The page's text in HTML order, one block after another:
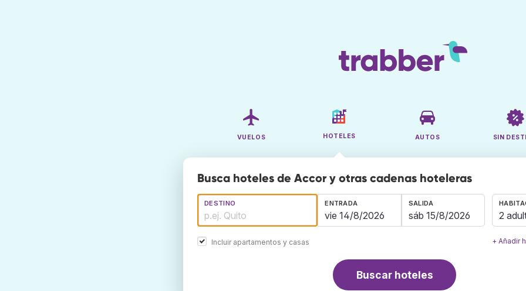
VUELOS HOTELES AUTOS SIN
Busca hoteles de Accor y otras cadenas hoteleras
DESTINO
Incluir apartamentos y casas
ENTRADA SALIDA
2
+ Añadir
Buscar hoteles